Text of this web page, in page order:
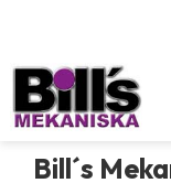
Bill´s